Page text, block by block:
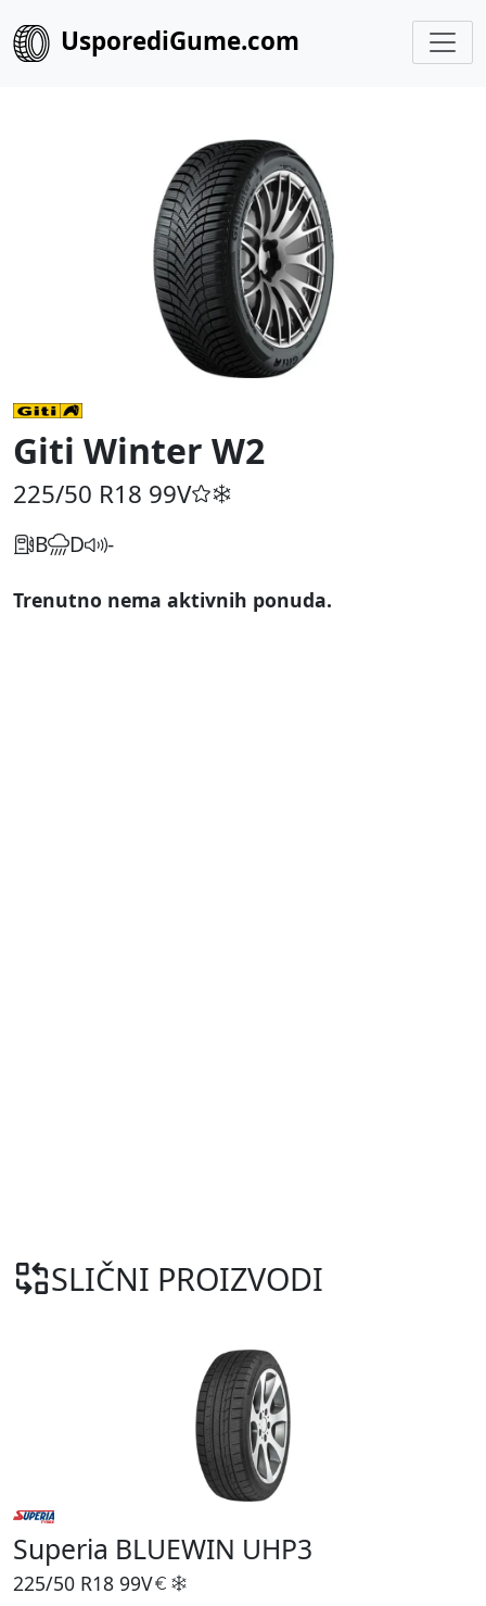
UsporediGume.com
Giti Winter W2
225/50 R18 99V
B D -
Trenutno nema aktivnih ponuda.
SLIČNI PROIZVODI
Superia BLUEWIN UHP3
225/50 R18 99V